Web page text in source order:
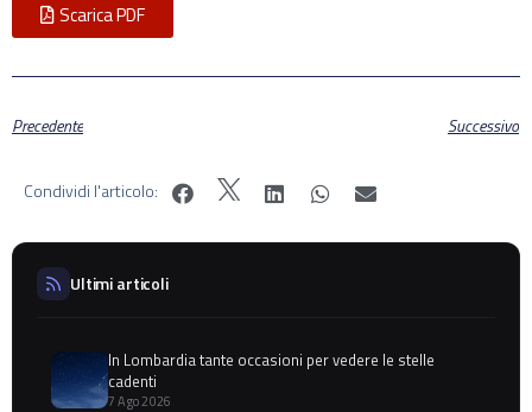
Scarica PDF
Precedente Successivo
Condividi l'articolo:
Ultimi articoli
In Lombardia tante occasioni per vedere le stelle
cadenti
7 Ago 2026